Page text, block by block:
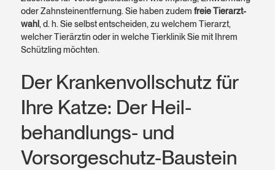
oder Zahn­stein­entfernung. Sie haben zudem freie Tier­arzt­
wahl, d. h. Sie selbst ent­scheiden, zu welchem Tier­arzt,
welcher Tier­ärztin oder in welche Tier­klinik Sie mit Ihrem
Schützling möchten.
Der Kranken­voll­schutz für
Ihre Katze: Der Heil­
behandlungs- und
Vorsorge­schutz-Baustein